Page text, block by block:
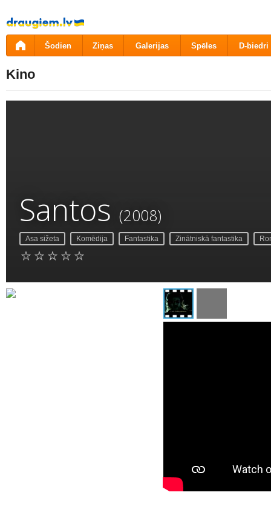
Pāriet
uz
saturu
Šodien Ziņas Galerijas Spēles D-biedri
Kino
Santos (2008)
Asa sižeta Komēdija Fantastika Zinātniskā fantastika